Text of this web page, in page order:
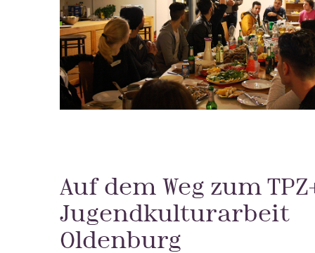
Auf dem Weg zum
Jugendkulturarbeit
Oldenburg